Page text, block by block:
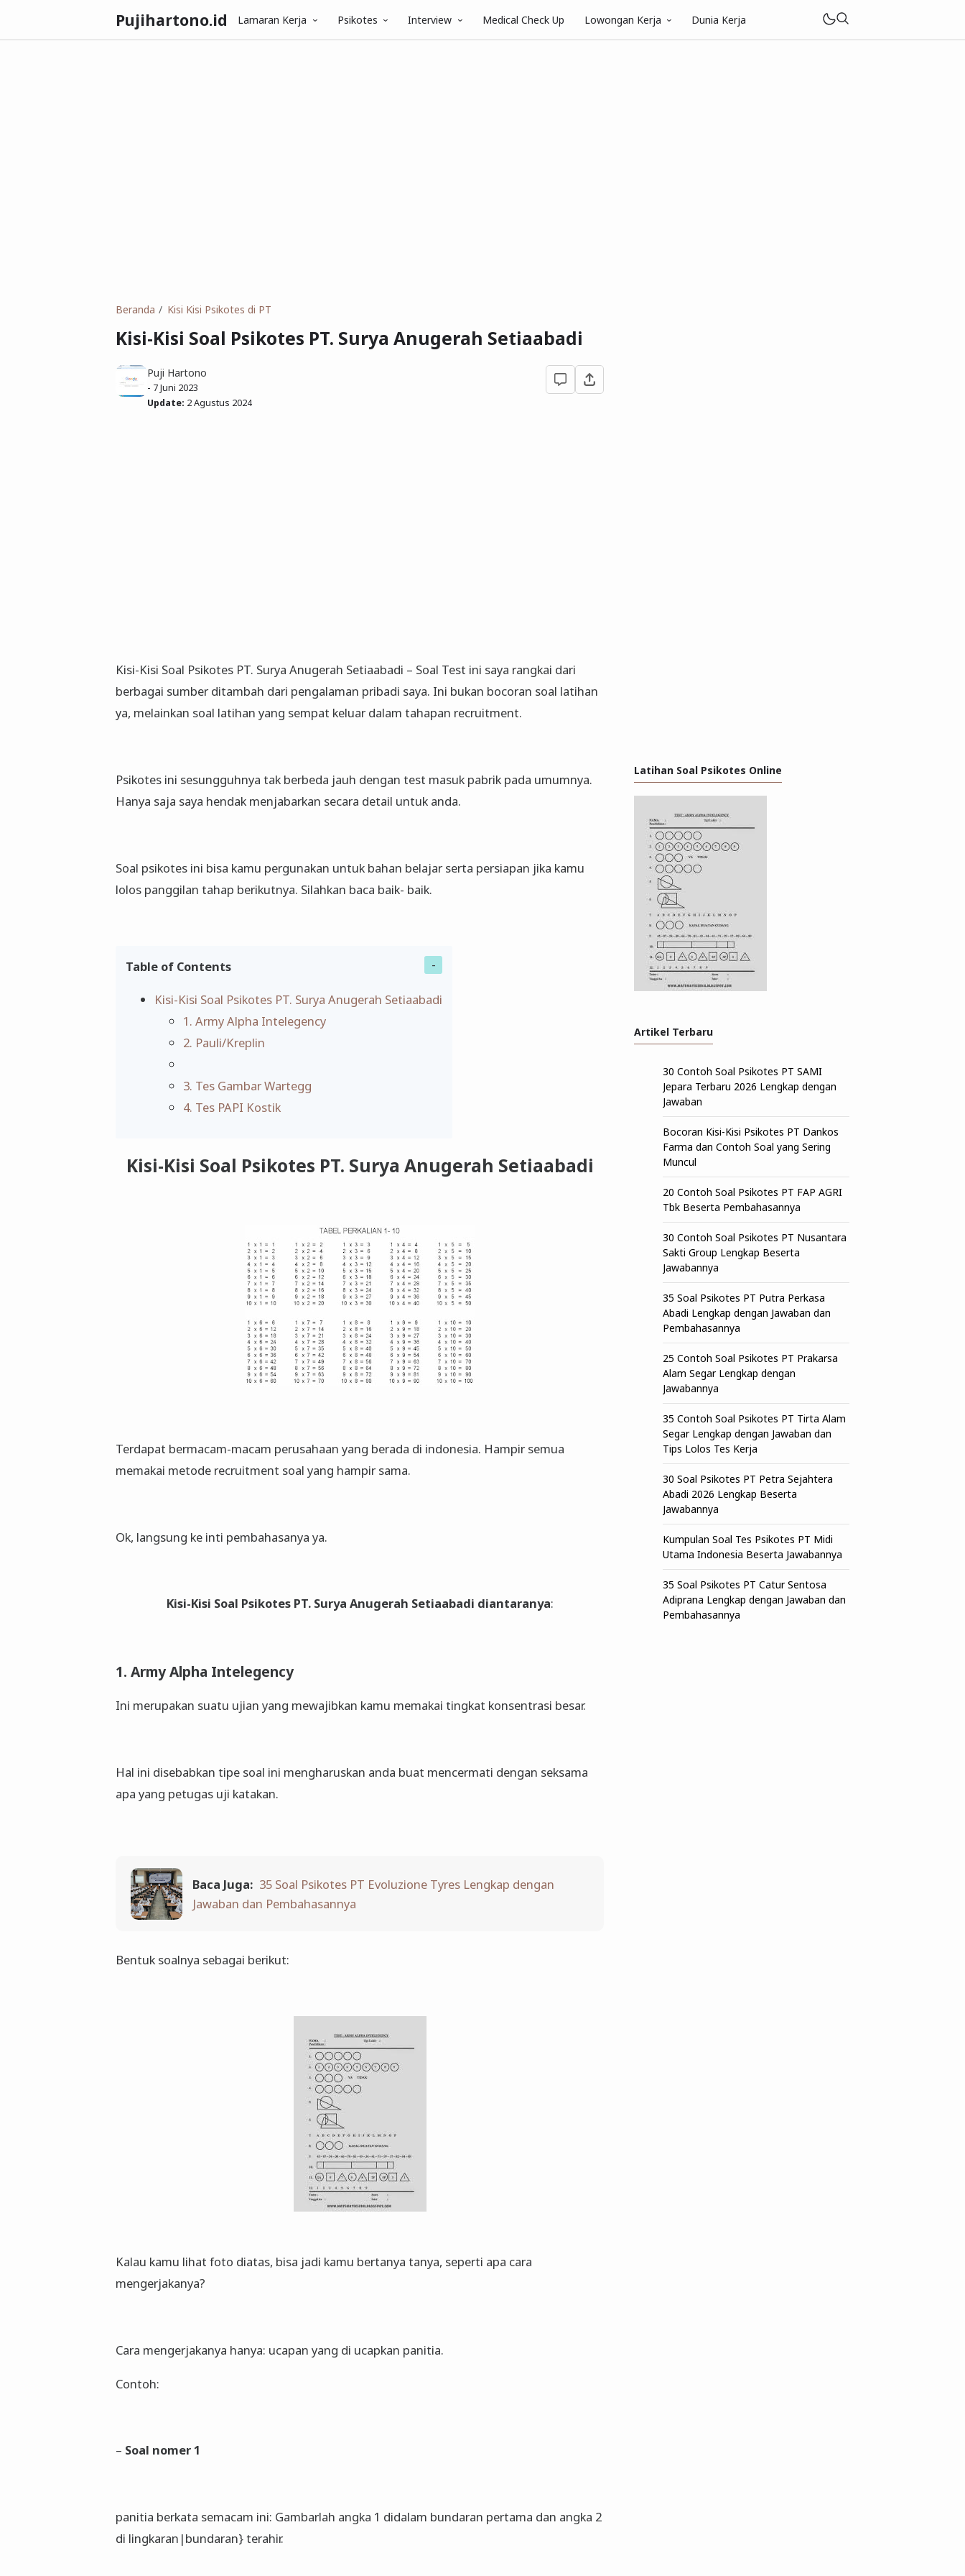
Pujihartono.id Lamaran Kerja Psikotes Interview Medical Check Up Lowongan Kerja Dunia Kerja
Beranda Kisi Kisi Psikotes di PT
Kisi-Kisi Soal Psikotes PT. Surya Anugerah Setiaabadi
Puji Hartono
- 7 Juni 2023
Update: 2 Agustus 2024
Kisi-Kisi Soal Psikotes PT. Surya Anugerah Setiaabadi – Soal Test ini saya rangkai dari
berbagai sumber ditambah dari pengalaman pribadi saya. Ini bukan bocoran soal latihan
ya, melainkan soal latihan yang sempat keluar dalam tahapan recruitment.
Psikotes ini sesungguhnya tak berbeda jauh dengan test masuk pabrik pada umumnya.
Hanya saja saya hendak menjabarkan secara detail untuk anda.
Soal psikotes ini bisa kamu pergunakan untuk bahan belajar serta persiapan jika kamu
lolos panggilan tahap berikutnya. Silahkan baca baik- baik.
Table of Contents
Kisi-Kisi Soal Psikotes PT. Surya Anugerah Setiaabadi
1. Army Alpha Intelegency
2. Pauli/Kreplin
3. Tes Gambar Wartegg
4. Tes PAPI Kostik
Kisi-Kisi Soal Psikotes PT. Surya Anugerah Setiaabadi
Terdapat bermacam-macam perusahaan yang berada di indonesia. Hampir semua
memakai metode recruitment soal yang hampir sama.
Ok, langsung ke inti pembahasanya ya.
Kisi-Kisi Soal Psikotes PT. Surya Anugerah Setiaabadi diantaranya:
1. Army Alpha Intelegency
Ini merupakan suatu ujian yang mewajibkan kamu memakai tingkat konsentrasi besar.
Hal ini disebabkan tipe soal ini mengharuskan anda buat mencermati dengan seksama
apa yang petugas uji katakan.
Baca Juga: 35 Soal Psikotes PT Evoluzione Tyres Lengkap dengan
Jawaban dan Pembahasannya
Bentuk soalnya sebagai berikut:
Kalau kamu lihat foto diatas, bisa jadi kamu bertanya tanya, seperti apa cara
mengerjakanya?
Cara mengerjakanya hanya: ucapan yang di ucapkan panitia.
Contoh:
– Soal nomer 1
panitia berkata semacam ini: Gambarlah angka 1 didalam bundaran pertama dan angka 2
di lingkaran|bundaran} terahir.
Latihan Soal Psikotes Online
Artikel Terbaru
30 Contoh Soal Psikotes PT SAMI
Jepara Terbaru 2026 Lengkap dengan
Jawaban
Bocoran Kisi-Kisi Psikotes PT Dankos
Farma dan Contoh Soal yang Sering
Muncul
20 Contoh Soal Psikotes PT FAP AGRI
Tbk Beserta Pembahasannya
30 Contoh Soal Psikotes PT Nusantara
Sakti Group Lengkap Beserta
Jawabannya
35 Soal Psikotes PT Putra Perkasa
Abadi Lengkap dengan Jawaban dan
Pembahasannya
25 Contoh Soal Psikotes PT Prakarsa
Alam Segar Lengkap dengan
Jawabannya
35 Contoh Soal Psikotes PT Tirta Alam
Segar Lengkap dengan Jawaban dan
Tips Lolos Tes Kerja
30 Soal Psikotes PT Petra Sejahtera
Abadi 2026 Lengkap Beserta
Jawabannya
Kumpulan Soal Tes Psikotes PT Midi
Utama Indonesia Beserta Jawabannya
35 Soal Psikotes PT Catur Sentosa
Adiprana Lengkap dengan Jawaban dan
Pembahasannya